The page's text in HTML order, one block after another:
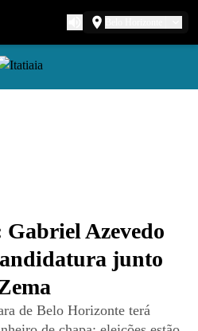
Azevedo
junto
de Belo Horizonte terá